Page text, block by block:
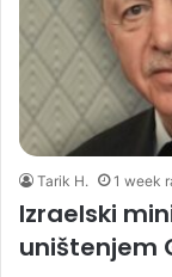
Tarik H. 1 week
Izraelski
uništenjem